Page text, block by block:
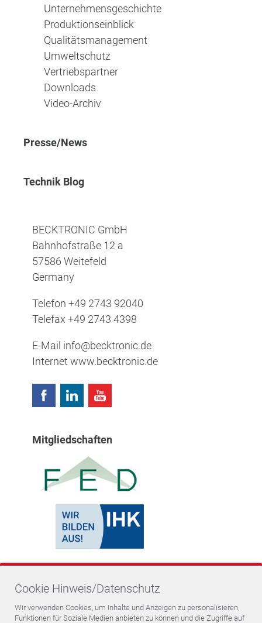
Unternehmensgeschichte
Produktionseinblick
Qualitätsmanagement
Umweltschutz
Vertriebspartner
Downloads
Video-Archiv
Presse/News
Technik Blog
BECKTRONIC GmbH
Bahnhofstraße 12 a
57586 Weitefeld
Germany
Telefon +49 2743 92040
Telefax +49 2743 4398
E-Mail info@becktronic.de
Internet www.becktronic.de
Mitgliedschaften
Cookie Hinweis/Datenschutz
Wir verwenden Cookies, um Inhalte und Anzeigen zu personalisieren,
Funktionen für Soziale Medien anbieten zu können und die Zugriffe auf